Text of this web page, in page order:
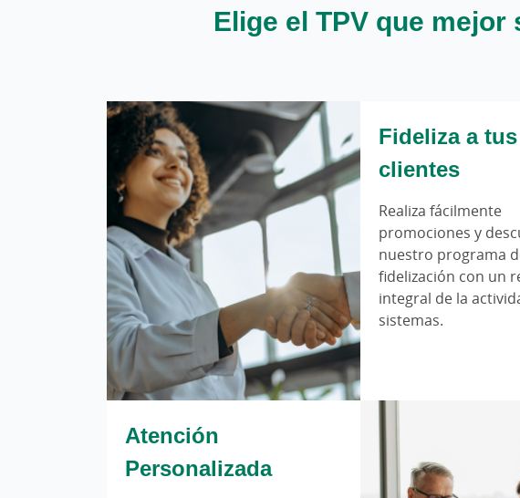
Elige el TPV que
Fideliza a tus
clientes
Realiza fácilmente
promociones y
nuestro programa
fidelización con un
integral de la
sistemas.
Atención
Personalizada